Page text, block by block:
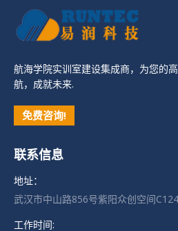
航海学院实训室建设集成商，为您的
航，成就未来.
免费咨询!
联系信息
地址：
武汉市中山路856号紫阳众创空间
工作时间: